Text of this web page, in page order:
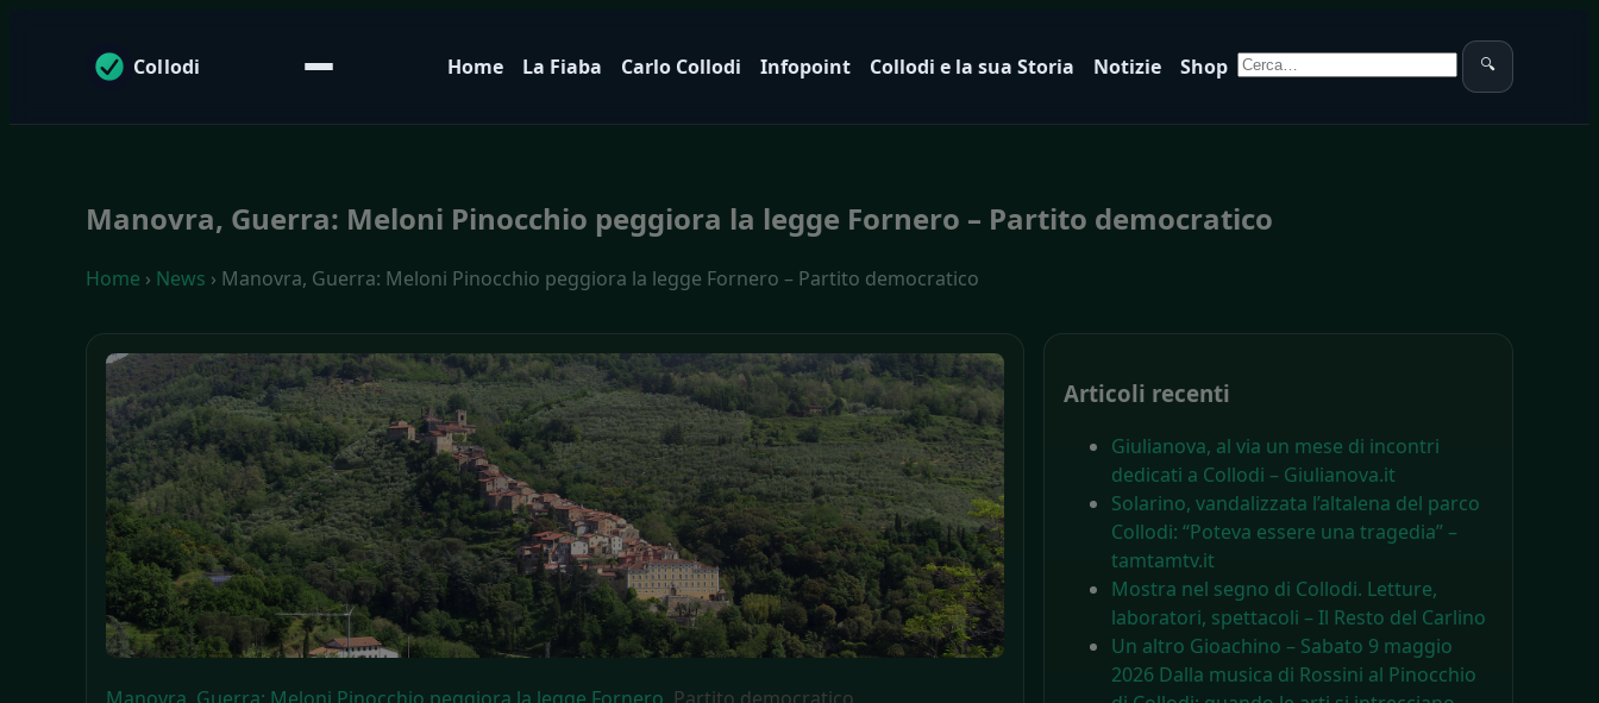
Collodi Home La Fiaba Carlo Collodi Infopoint Collodi e la sua Storia Notizie Shop Cerca: 🔍
Manovra, Guerra: Meloni Pinocchio peggiora la legge Fornero – Partito democratico
Home › News › Manovra, Guerra: Meloni Pinocchio peggiora la legge Fornero – Partito democratico
Articoli recenti
Giulianova, al via un mese di incontri
dedicati a Collodi – Giulianova.it
Solarino, vandalizzata l’altalena del parco
Collodi: “Poteva essere una tragedia” –
tamtamtv.it
Mostra nel segno di Collodi. Letture,
laboratori, spettacoli – Il Resto del Carlino
Un altro Gioachino – Sabato 9 maggio
2026 Dalla musica di Rossini al Pinocchio